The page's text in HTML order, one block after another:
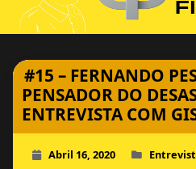
#15 – FERNANDO
PENSADOR DO
ENTREVISTA COM
Abril 16, 2020